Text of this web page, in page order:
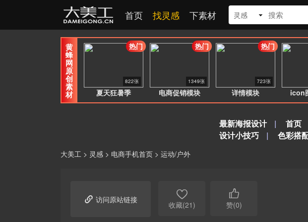
首页 找灵感 下素材 灵感
黄
蜂
网
原
创
素
材 夏天狂暑季
822张
热门
电商促销模块
1349张
热门
详情模块
723张
热门
icon
最新海报设计 | 首页
设计小技巧
| 色彩搭
大美工 > 灵感 > 电商手机首页 > 运动/户外
 访问原站链接 
收藏(21)

赞(0)